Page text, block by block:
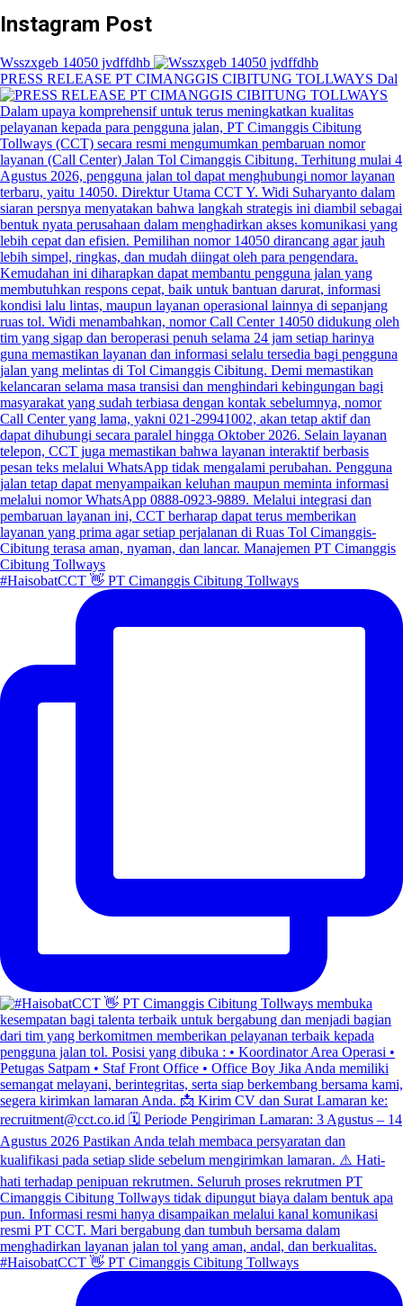
Instagram Post
Wsszxgeb 14050 jvdffdhb
PRESS RELEASE PT CIMANGGIS CIBITUNG TOLLWAYS Dal
#HaisobatCCT 👋 PT Cimanggis Cibitung Tollways
#HaisobatCCT 👋 PT Cimanggis Cibitung Tollways